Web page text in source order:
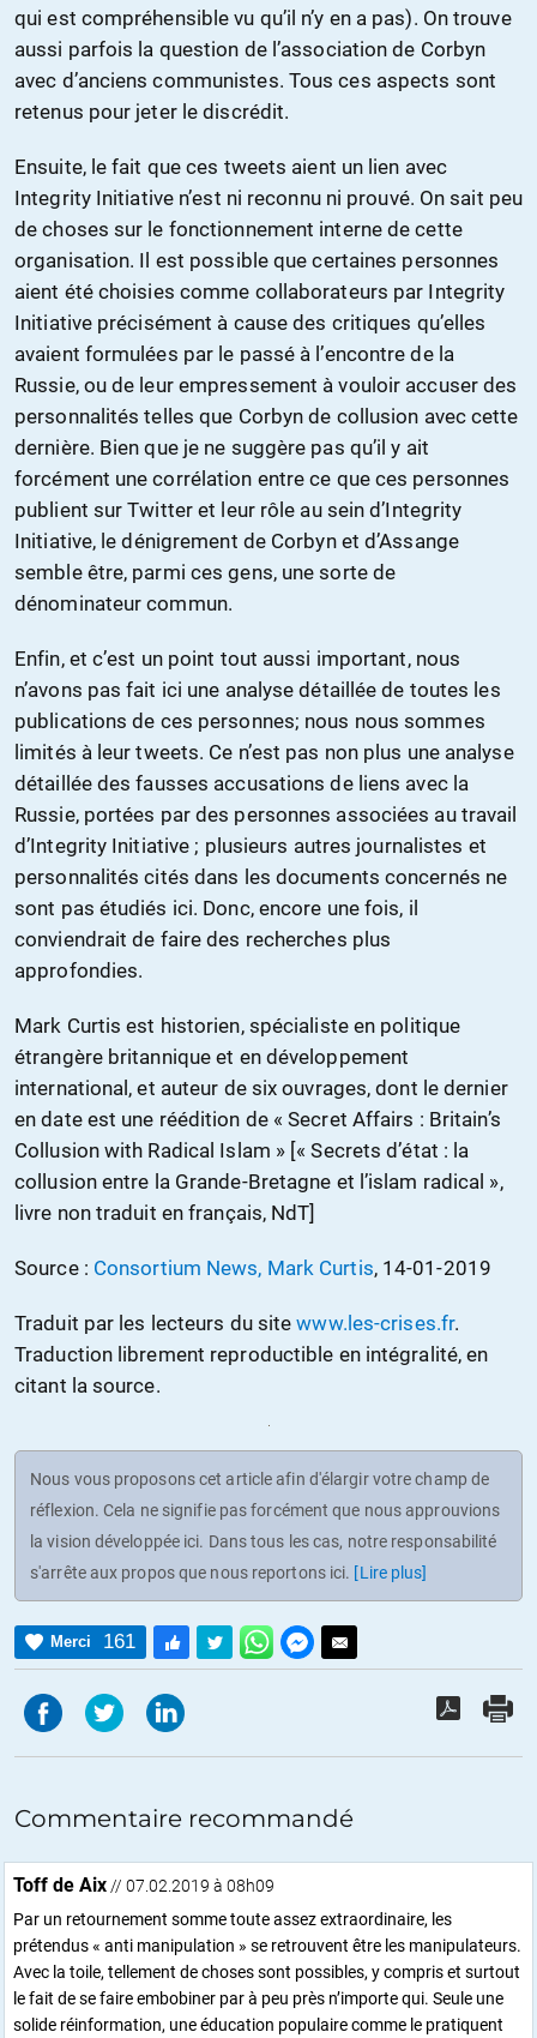
qui est compréhensible vu qu’il n’y en a pas). On trouve
aussi parfois la question de l’association de Corbyn
avec d’anciens communistes. Tous ces aspects sont
retenus pour jeter le discrédit.
Ensuite, le fait que ces tweets aient un lien avec
Integrity Initiative n’est ni reconnu ni prouvé. On sait peu
de choses sur le fonctionnement interne de cette
organisation. Il est possible que certaines personnes
aient été choisies comme collaborateurs par Integrity
Initiative précisément à cause des critiques qu’elles
avaient formulées par le passé à l’encontre de la
Russie, ou de leur empressement à vouloir accuser des
personnalités telles que Corbyn de collusion avec cette
dernière. Bien que je ne suggère pas qu’il y ait
forcément une corrélation entre ce que ces personnes
publient sur Twitter et leur rôle au sein d’Integrity
Initiative, le dénigrement de Corbyn et d’Assange
semble être, parmi ces gens, une sorte de
dénominateur commun.
Enfin, et c’est un point tout aussi important, nous
n’avons pas fait ici une analyse détaillée de toutes les
publications de ces personnes; nous nous sommes
limités à leur tweets. Ce n’est pas non plus une analyse
détaillée des fausses accusations de liens avec la
Russie, portées par des personnes associées au travail
d’Integrity Initiative ; plusieurs autres journalistes et
personnalités cités dans les documents concernés ne
sont pas étudiés ici. Donc, encore une fois, il
conviendrait de faire des recherches plus
approfondies.
Mark Curtis est historien, spécialiste en politique
étrangère britannique et en développement
international, et auteur de six ouvrages, dont le dernier
en date est une réédition de « Secret Affairs : Britain’s
Collusion with Radical Islam » [« Secrets d’état : la
collusion entre la Grande-Bretagne et l’islam radical »,
livre non traduit en français, NdT]
Source : Consortium News, Mark Curtis, 14-01-2019
Traduit par les lecteurs du sitewww.les-crises.fr.
Traduction librement reproductible en intégralité, en
citant la source.
Nous vous proposons cet article afin d'élargir votre champ de
réflexion. Cela ne signifie pas forcément que nous approuvions
la vision développée ici. Dans tous les cas, notre responsabilité
s'arrête aux propos que nous reportons ici. [Lire plus]
Merci 161
Commentaire recommandé
Toff de Aix // 07.02.2019 à 08h09
Par un retournement somme toute assez extraordinaire, les
prétendus « anti manipulation » se retrouvent être les manipulateurs.
Avec la toile, tellement de choses sont possibles, y compris et surtout
le fait de se faire embobiner par à peu près n’importe qui. Seule une
solide réinformation, une éducation populaire comme le pratiquent